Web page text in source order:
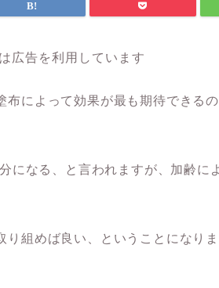
広告を利用しています
によって効果が最も期待できる
になる
、と言われますが、加齢に
組めば良い、ということになりま